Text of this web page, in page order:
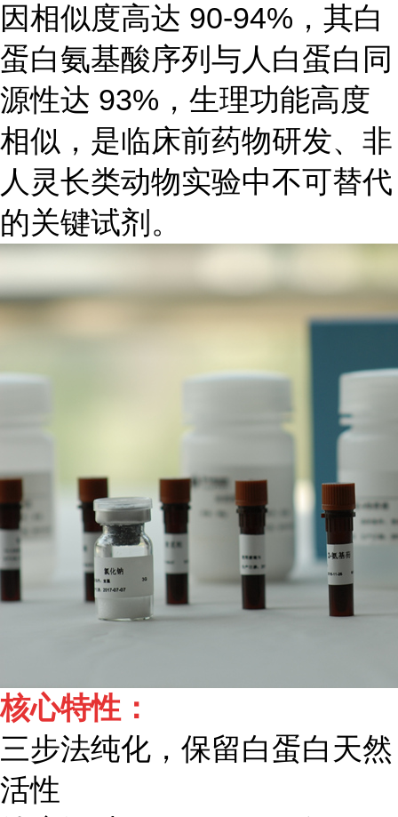
因相似度高达 90-94%，其白
蛋白氨基酸序列与人白蛋白同
源性达 93%，生理功能高度
相似，是临床前药物研发、非
人灵长类动物实验中不可替代
的关键试剂。
核心特性：
三步法纯化，保留白蛋白天然
活性